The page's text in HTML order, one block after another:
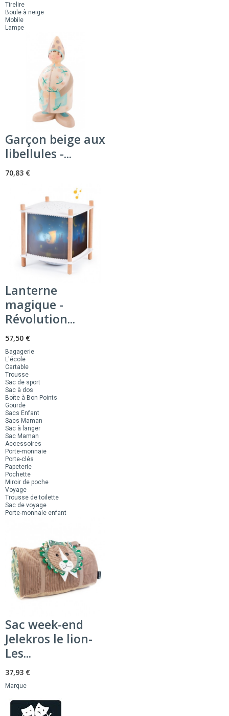
Tirelire
Boule à neige
Mobile
Lampe
Garçon beige aux
libellules -...
70,83 €
Lanterne
magique -
Révolution...
57,50 €
Bagagerie
L'école
Cartable
Trousse
Sac de sport
Sac à dos
Boîte à Bon Points
Gourde
Sacs Enfant
Sacs Maman
Sac à langer
Sac Maman
Accessoires
Porte-monnaie
Porte-clés
Papeterie
Pochette
Miroir de poche
Voyage
Trousse de toilette
Sac de voyage
Porte-monnaie enfant
Sac week-end
Jelekros le lion-
Les...
37,93 €
Marque